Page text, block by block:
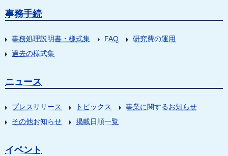
事務手続
事務処理説明書・様式集 FAQ
研究費の運用
過去の様式集
ニュース
プレスリリース トピックス
事業に関するお知らせ
その他お知らせ
掲載日順一覧
イベント